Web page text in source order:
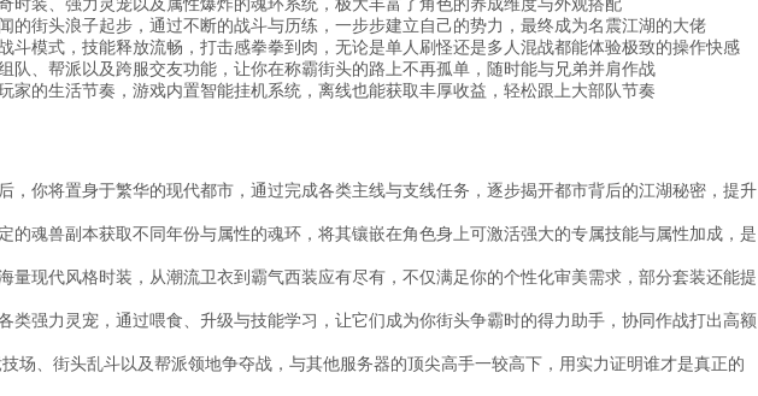
时装、强力灵宠以及属性爆炸的魂环系统，极大丰富了角色的养成维度与外观搭配
的街头浪子起步，通过不断的战斗与历练，一步步建立自己的势力，最终成为名震江湖的大佬
斗模式，技能释放流畅，打击感拳拳到肉，无论是单人刷怪还是多人混战都能体验极致的操作快感
队、帮派以及跨服交友功能，让你在称霸街头的路上不再孤单，随时能与兄弟并肩作战
家的生活节奏，游戏内置智能挂机系统，离线也能获取丰厚收益，轻松跟上大部队节奏
，你将置身于繁华的现代都市，通过完成各类主线与支线任务，逐步揭开都市背后的江湖秘密，提升
的魂兽副本获取不同年份与属性的魂环，将其镶嵌在角色身上可激活强大的专属技能与属性加成，是
量现代风格时装，从潮流卫衣到霸气西装应有尽有，不仅满足你的个性化审美需求，部分套装还能提
类强力灵宠，通过喂食、升级与技能学习，让它们成为你街头争霸时的得力助手，协同作战打出高额
场、街头乱斗以及帮派领地争夺战，与其他服务器的顶尖高手一较高下，用实力证明谁才是真正的